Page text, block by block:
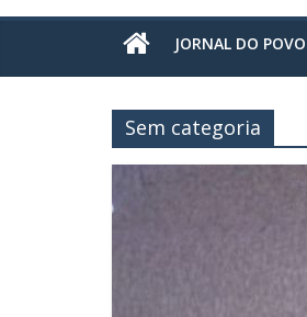
JORNAL DO POVO
Sem categoria